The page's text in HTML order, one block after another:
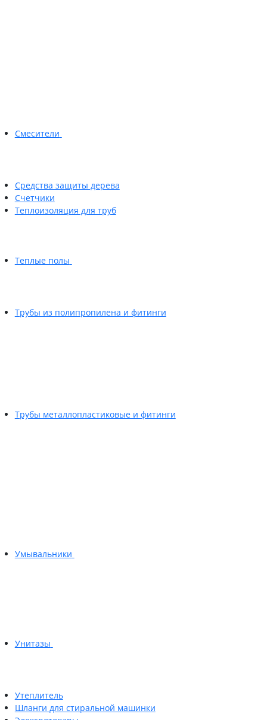
Смесители
Средства защиты дерева
Счетчики
Теплоизоляция для труб
Теплые полы
Трубы из полипропилена и фитинги
Трубы металлопластиковые и фитинги
Умывальники
Унитазы
Утеплитель
Шланги для стиральной машинки